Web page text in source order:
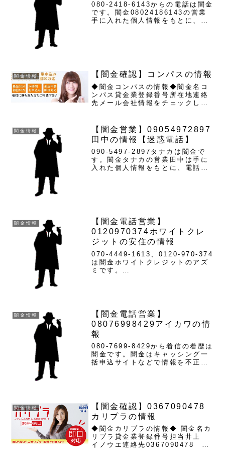
080-2418-6143からの電話は闇金
です。闇金08024186143の営業
手に入れた個人情報をもとに、融
闇金情報 【闇金確認】コンパスの情報
◆闇金コンパスの情報◆闇金名コ
ンパス貸金業登録番号所在地連絡
先メール会社情報をチェックして
りません。貸金の法律で禁止とさ
れている違法行為です。つまり、
ヤミ金になります。ヤミキン業
者...
闇金情報
【闇金営業】09054972897
田中の情報【迷惑電話】
090-5497-2897タナカは闇金で
す。闇金タナカの営業田中は手に
入れた個人情報をもとに、電話・
闇金情報
【闇金電話営業】
0120970374ホワイトクレ
ジットの安住の情報
070-4449-1613、0120-970-374
は闇金ホワイトクレジットのアズ
ミです。
闇金情報
【闇金電話営業】
08076998429アイカワの情
報
080-7699-8429から着信の着歴は
闇金です。闇金はキャッシング一
括申込サイトなどで情報を不正に
れません。押し貸し...
闇金情報
【闇金確認】0367090478
カリプラの情報
◆闇金カリプラの情報◆ 闇金名カ
リプラ貸金業登録番号担当井上
イノウエ連絡先0367090478